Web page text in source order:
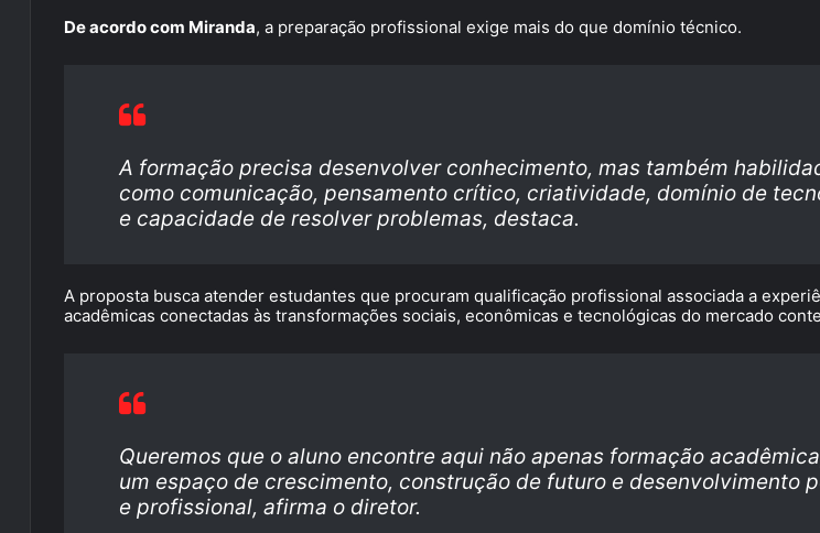
De acordo com Miranda, a preparação profissional exige mais do que domínio técnico.
A formação precisa desenvolver conhecimento, mas também
como comunicação, pensamento crítico, criatividade, domínio de
e capacidade de resolver problemas, destaca.
A proposta busca atender estudantes que procuram qualificação profissional associada a
acadêmicas conectadas às transformações sociais, econômicas e tecnológicas do mercado
Queremos que o aluno encontre aqui não apenas formação
um espaço de crescimento, construção de futuro e desenvolvimento
e profissional, afirma o diretor.